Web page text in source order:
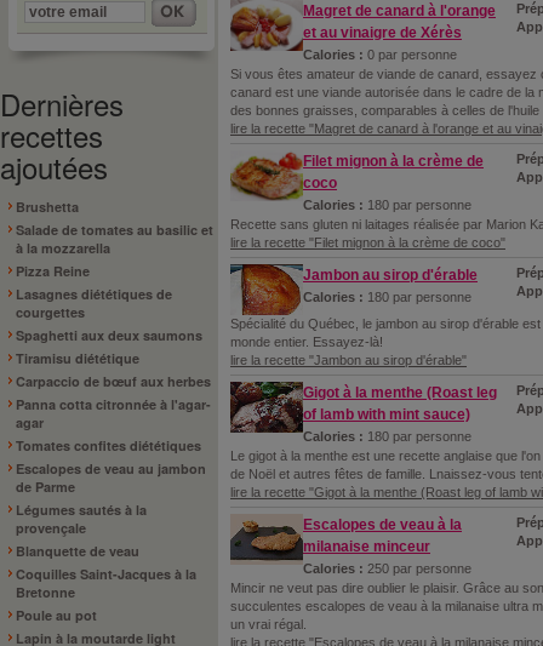
Dernières
recettes
ajoutées
Brushetta
Salade de tomates au basilic et
à la mozzarella
Pizza Reine
Lasagnes diététiques de
courgettes
Spaghetti aux deux saumons
Tiramisu diététique
Carpaccio de bœuf aux herbes
Panna cotta citronnée à l'agar-
agar
Tomates confites diététiques
Escalopes de veau au jambon
de Parme
Légumes sautés à la
provençale
Blanquette de veau
Coquilles Saint-Jacques à la
Bretonne
Poule au pot
Lapin à la moutarde light
Magret de canard à l'orange
et au vinaigre de Xérès
Calories : 0 par personne
Si vous êtes amateur de viande de canard,
canard est une viande autorisée dans le cadre de la
des bonnes graisses, comparables à celles de l'huile
lire la recette "Magret de canard à l'orange et au
Filet mignon à la crème de
coco
Calories : 180 par personne
Recette sans gluten ni laitages réalisée par Marion
lire la recette "Filet mignon à la crème de coco"
Jambon au sirop d'érable
Calories : 180 par personne
Spécialité du Québec, le jambon au sirop d'érable
monde entier. Essayez-là!
lire la recette "Jambon au sirop d'érable"
Gigot à la menthe (Roast leg
of lamb with mint sauce)
Calories : 180 par personne
Le gigot à la menthe est une recette anglaise que
de Noël et autres fêtes de famille. Lnaissez-vous
lire la recette "Gigot à la menthe (Roast leg of lamb
Escalopes de veau à la
milanaise minceur
Calories : 250 par personne
Mincir ne veut pas dire oublier le plaisir. Grâce au
succulentes escalopes de veau à la milanaise ultra
un vrai régal.
lire la recette "Escalopes de veau à la milanaise